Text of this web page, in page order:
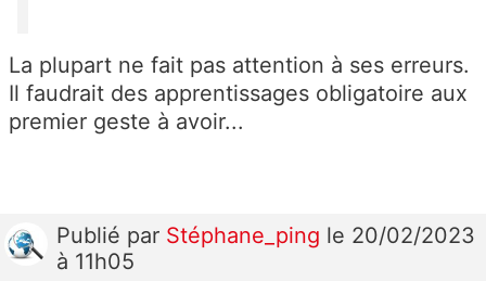
La plupart ne fait pas attention à ses erreurs.
Il faudrait des apprentissages obligatoire aux
premier geste à avoir...
Publié par Stéphane_ping le 20/02/2023
à 11h05